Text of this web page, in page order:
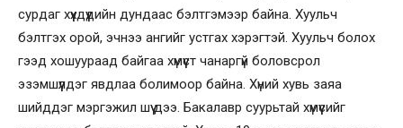
сурдаг хүүхдүүдийн дундаас бэлтгэмээр байна. Хуульч
бэлтгэх орой, эчнээ ангийг устгах хэрэгтэй. Хуульч болох
гээд хошуураад байгаа хүмүүст чанаргүй боловсрол
эзэмшүүлдэг явдлаа болимоор байна. Хүний хувь заяа
шийддэг мэргэжил шүү дээ. Бакалавр суурьтай хүмүүсийг